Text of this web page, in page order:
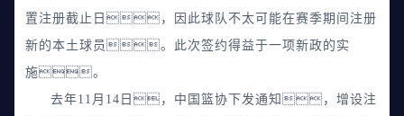
置注册截止日，因此球队不太可能在赛季期间注册
新的本土球员。此次签约得益于一项新政的实
施。
去年11月14日，中国篮协下发通知，增设注